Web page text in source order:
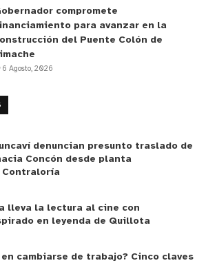
compromete
para avanzar en la
del Puente Colón de
6 Agosto, 2026
denuncian presunto traslado de
Concón desde planta
Contraloría
lleva la lectura al cine con
en leyenda de Quillota
cambiarse de trabajo? Cinco claves